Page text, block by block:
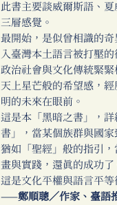
此書主要談威爾斯語、
三層感覺。
最開始，是似曾相識的
入臺灣本土語言被打壓
政治社會與文化傳統緊
天上星芒般的希望感，
明的未來在眼前。
這是本「黑暗之書」，
書」，當某個族群與國
猶如「聖經」般的指引
畫與實踐，還真的成功了
這是文化平權與語言平等
——鄭順聰／作家、臺語